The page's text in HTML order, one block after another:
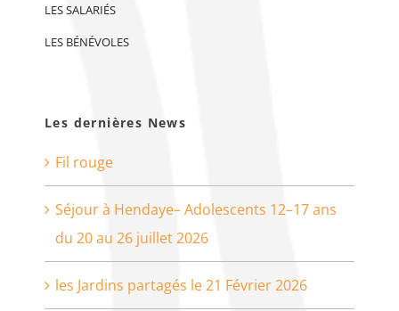
LES SALARIÉS
LES BÉNÉVOLES
Les dernières News
Fil rouge
Séjour à Hendaye– Adolescents 12–17 ans
du 20 au 26 juillet 2026
les Jardins partagés le 21 Février 2026